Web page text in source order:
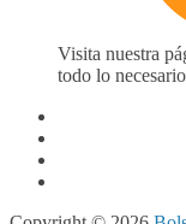
Visita nuestra
todo lo